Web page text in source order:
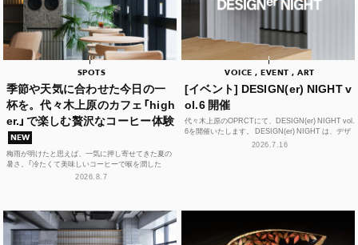
SPOTS
季節や天気に合わせた今日の一
杯を。代々木上原のカフェ「high
er.」で楽しむ贅沢なコーヒー体験
NEW
梅雨が明けたと思えば、一気に押し寄せてきた夏の
暑さ。「冷たくて美味しいコーヒーで喉を潤した
い！」そんな思いを叶えてくれるカフェが、この夏、
2026.8.7
VOICE , EVENT , ART
[イベント] DESIGN(er) NIGHT v
ol.6 開催
代々木上原のOPRCTにて、DESIGN(er) NIGHT vol.
6を開催いたします。 DESIGN(er) NIGHT は、デザ
イナー、デザインに...2026.7.16